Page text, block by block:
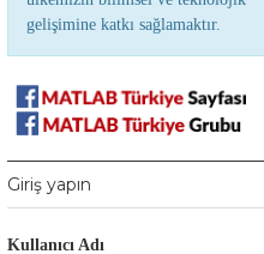
gelişimine katkı sağlamaktır.
Giriş yapın
Kullanıcı Adı